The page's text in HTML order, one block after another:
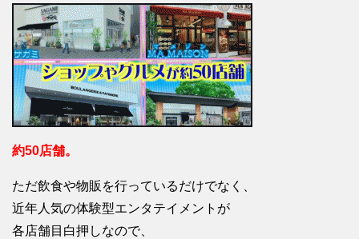
約50店舗。
ただ飲食や物販を行っているだけでなく、
近年人気の体験型エンタテイメントが
各店舗目白押しなので、